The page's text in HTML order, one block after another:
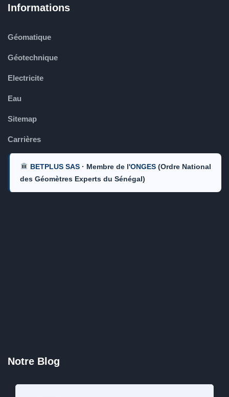
Informations
Géomatique
Géotechnique
Electricite
Eau
Sitemap
Carrières
BETPLUS SAS· Membre de l'ONGES(Ordre National
des Géomètres Experts du Sénégal)
Notre Blog
Lire la suite